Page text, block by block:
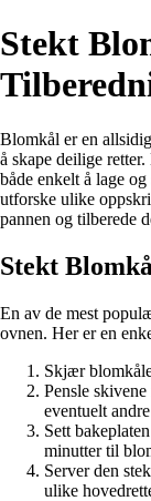
Stekt
Blomkål er en
å skape deilige
både enkelt å lage
utforske ulike
pannen og tilberede
Stekt
En av de mest
ovnen. Her er en
Skjær
Pensle
eventuelt
Sett
minutter til
Server den
ulike